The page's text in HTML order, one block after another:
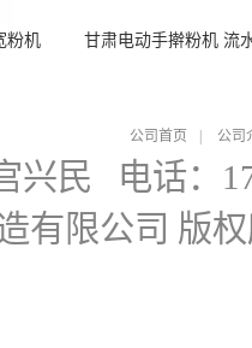
粉机 甘肃电动手擀粉机 流
公司首页 公司
兴民 电话：
有限公司 版